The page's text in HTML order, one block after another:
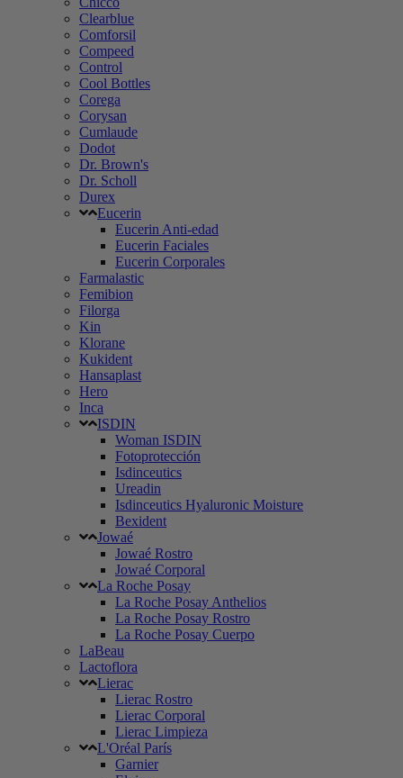
Clearblue
Comforsil
Compeed
Control
Cool Bottles
Corega
Corysan
Cumlaude
Dodot
Dr. Brown's
Dr. Scholl
Durex
Eucerin
Eucerin Anti-edad
Eucerin Faciales
Eucerin Corporales
Farmalastic
Femibion
Filorga
Kin
Klorane
Kukident
Hansaplast
Hero
Inca
ISDIN
Woman ISDIN
Fotoprotección
Isdinceutics
Ureadin
Isdinceutics Hyaluronic Moisture
Bexident
Jowaé
Jowaé Rostro
Jowaé Corporal
La Roche Posay
La Roche Posay Anthelios
La Roche Posay Rostro
La Roche Posay Cuerpo
LaBeau
Lactoflora
Lierac
Lierac Rostro
Lierac Corporal
Lierac Limpieza
L'Oréal París
Garnier